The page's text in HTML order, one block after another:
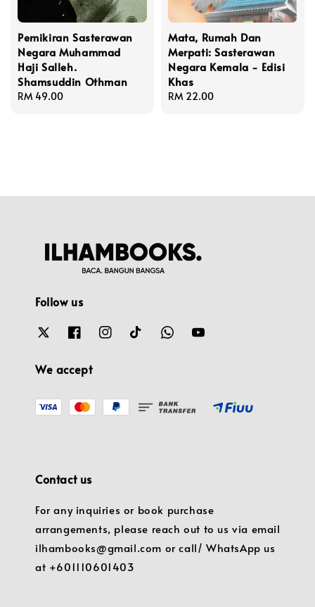
Pemikiran Sasterawan
Negara Muhammad
Haji Salleh.
Shamsuddin Othman
Regular
RM 49.00
Mata, Rumah Dan
Merpati: Sasterawan
Negara Kemala - Edisi
Khas
Regular
RM 22.00
Follow us
We accept
Contact us
For any inquiries or book purchase
arrangements, please reach out to us via email
ilhambooks@gmail.com or call/ WhatsApp us
at +601110601403